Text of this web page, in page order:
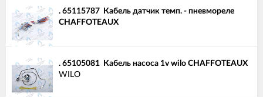
. 65115787 Кабель датчик темп. - пневмореле
CHAFFOTEAUX
. 65105081 Кабель насоса 1v wilo CHAFFOTEAUX
WILO